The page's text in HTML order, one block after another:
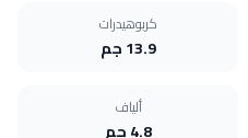
كربوهيدرات
13.9 جم
ألياف
4.8 جم